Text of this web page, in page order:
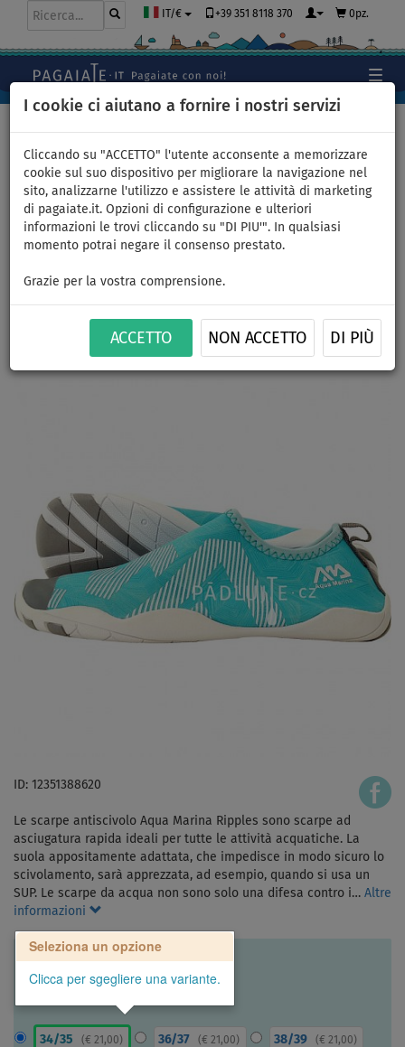
I cookie ci aiutano a fornire i nostri servizi
Cliccando su "ACCETTO" l'utente acconsente a memorizzare
cookie sul suo dispositivo per migliorare la navigazione nel
sito, analizzarne l'utilizzo e assistere le attività di marketing
di pagaiate.it. Opzioni di configurazione e ulteriori
informazioni le trovi cliccando su "DI PIU'". In qualsiasi
momento potrai negare il consenso prestato.
Grazie per la vostra comprensione.
ACCETTO NON ACCETTO DI PIÙ
IT/€ +39 351 8118 370 0pz.
Scarpe da acqua AQUA
MARINA Ripples Blue - taglia:
34/35
ID: 12351388620
Le scarpe antiscivolo Aqua Marina Ripples sono scarpe ad
asciugatura rapida ideali per tutte le attività acquatiche. La
suola appositamente adattata, che impedisce in modo sicuro lo
scivolamento, sarà apprezzata, ad esempio, quando si usa un
SUP. Le scarpe da acqua non sono solo una difesa contro i… Altre
informazioni
Seleziona un opzione
Clicca per sgegliere una variante.
34/35 ( € 21,00) 36/37 (€ 21,00) 38/39 ( € 21,00)